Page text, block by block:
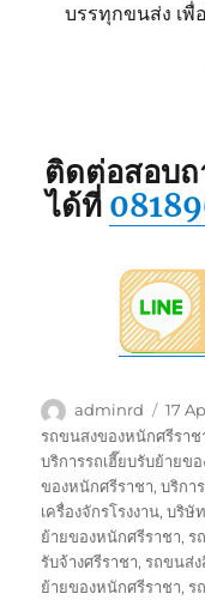
บรรทุกขนส่ง เ
ติดต่อสอบถ
ได้ที่
Author
adminrd
on
17
รถขนสงของหนักศรีราช
บริการรถเฮี๊ยบรับย้ายข
ของหนักศรีราชา,บริกา
เครื่องจักรโรงงาน,บริษั
ย้ายของหนักศรีราชา,ร
รับจ้างศรีราชา,รถขนส่
ย้ายของหนักศรีราชา,ร